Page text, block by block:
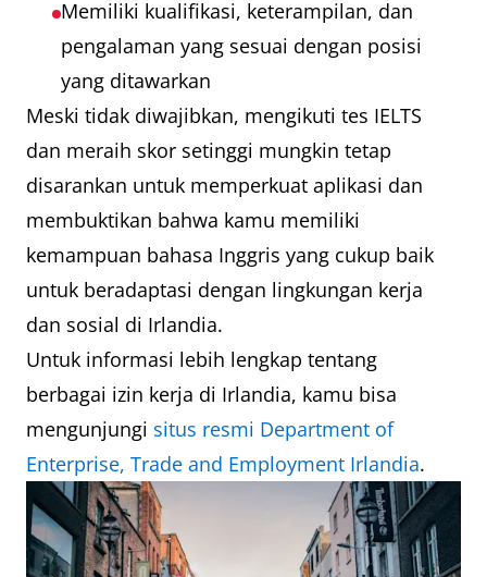
Memiliki kualifikasi, keterampilan, dan
pengalaman yang sesuai dengan posisi
yang ditawarkan
Meski tidak diwajibkan, mengikuti tes IELTS
dan meraih skor setinggi mungkin tetap
disarankan untuk memperkuat aplikasi dan
membuktikan bahwa kamu memiliki
kemampuan bahasa Inggris yang cukup baik
untuk beradaptasi dengan lingkungan kerja
dan sosial di Irlandia.
Untuk informasi lebih lengkap tentang
berbagai izin kerja di Irlandia, kamu bisa
mengunjungi situs resmi Department of
Enterprise, Trade and Employment Irlandia.